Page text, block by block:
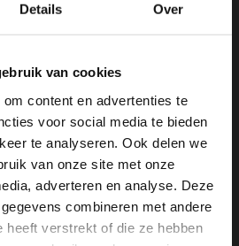
Details Over
van cookies
content en advertenties te
voor social media te bieden
te analyseren. Ook delen we
van onze site met onze
adverteren en analyse. Deze
combineren met andere
heeft verstrekt of die ze hebben
voor mannen
24
1433 DC
Kudelstaart
6 42 52 32 80